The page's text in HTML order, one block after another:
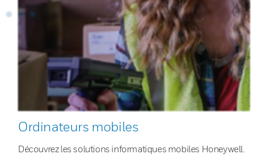
Ordinateurs mobiles
Découvrez les solutions informatiques mobiles Honeywell.